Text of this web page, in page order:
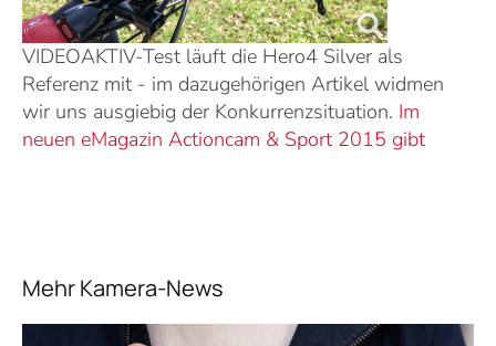
VIDEOAKTIV-Test läuft die Hero4 Silver als
Referenz mit - im dazugehörigen Artikel widmen
wir uns ausgiebig der Konkurrenzsituation. Im
neuen eMagazin Actioncam & Sport 2015 gibt
Mehr Kamera-News